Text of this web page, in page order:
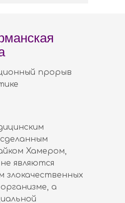
Хамером,
являются
злокачественных
а
прорыв